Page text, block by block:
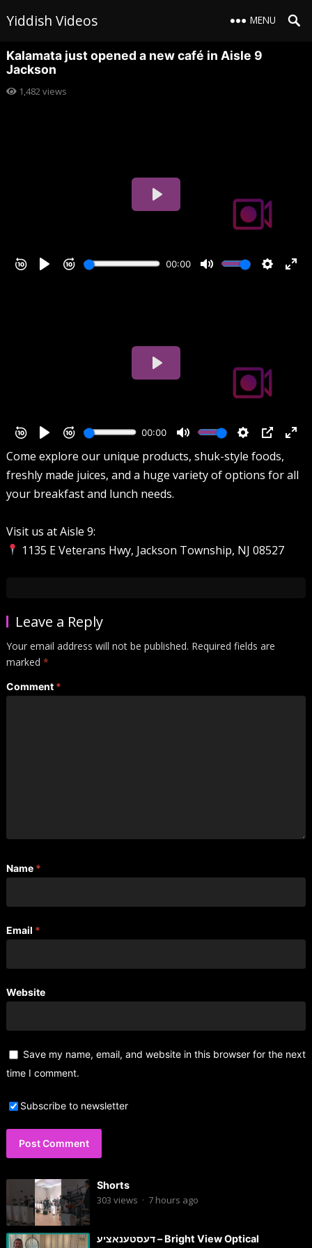
Yiddish Videos MENU
Kalamata just opened a new café in Aisle 9
Jackson
1,482views
Come explore our unique products, shuk-style foods,
freshly made juices, and a huge variety of options for all
your breakfast and lunch needs.
Visit us at Aisle 9:
1135 E Veterans Hwy, Jackson Township, NJ 08527
Leave a Reply
Your email address will not be published. Required fields are
marked *
Comment *
Name *
Email *
Website
Save my name, email, and website in this browser for the next
time I comment.
Subscribe to newsletter
Shorts
303 views · 7 hours ago
דעסטענאציע – Bright View Optical